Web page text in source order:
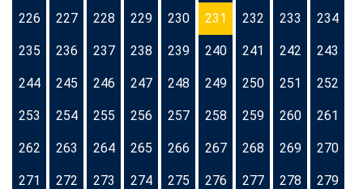
226 227 228 229 230 231 232 233 234
235 236 237 238 239 240 241 242 243
244 245 246 247 248 249 250 251 252
253 254 255 256 257 258 259 260 261
262 263 264 265 266 267 268 269 270
271 272 273 274 275 276 277 278 279